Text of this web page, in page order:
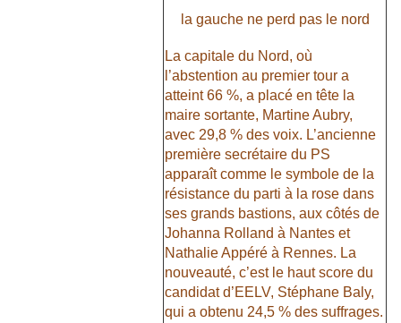
la gauche ne perd pas le nord
La capitale du Nord, où
l’abstention au premier tour a
atteint 66 %, a placé en tête la
maire sortante, Martine Aubry,
avec 29,8 % des voix. L’ancienne
première secrétaire du PS
apparaît comme le symbole de la
résistance du parti à la rose dans
ses grands bastions, aux côtés de
Johanna Rolland à Nantes et
Nathalie Appéré à Rennes. La
nouveauté, c’est le haut score du
candidat d’EELV, Stéphane Baly,
qui a obtenu 24,5 % des suffrages.